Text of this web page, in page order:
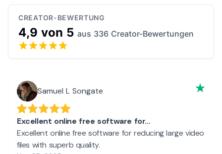
CREATOR-BEWERTUNG
4,9 von 5 aus 336 Creator-Bewertungen